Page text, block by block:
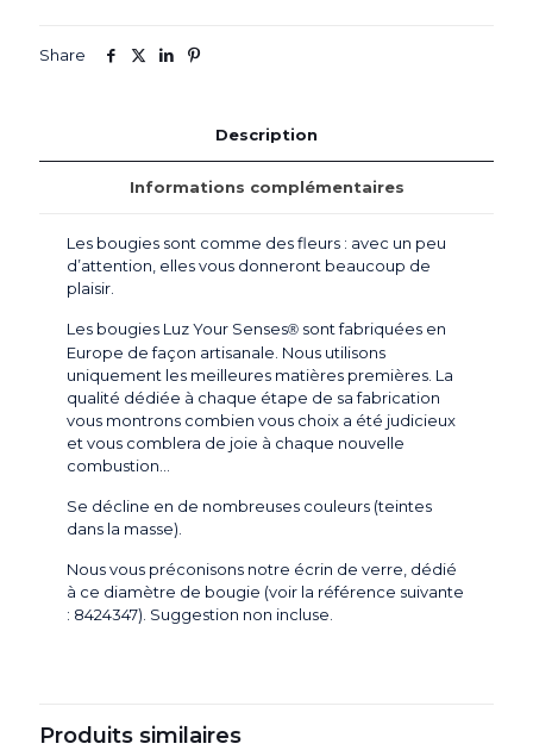
Teinte
Your
Senses®
Share
Description
Informations complémentaires
Les bougies sont comme des fleurs : avec un peu
d’attention, elles vous donneront beaucoup de
plaisir.
Les bougies Luz Your Senses® sont fabriquées en
Europe de façon artisanale. Nous utilisons
uniquement les meilleures matières premières. La
qualité dédiée à chaque étape de sa fabrication
vous montrons combien vous choix a été judicieux
et vous comblera de joie à chaque nouvelle
combustion…
Se décline en de nombreuses couleurs (teintes
dans la masse).
Nous vous préconisons notre écrin de verre, dédié
à ce diamètre de bougie (voir la référence suivante
: 8424347). Suggestion non incluse.
Produits similaires